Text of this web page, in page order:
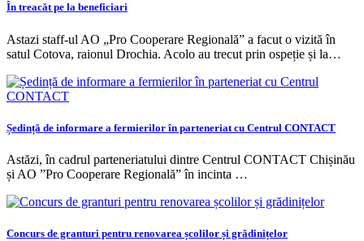
În treacăt pe la beneficiari
Astazi staff-ul AO „Pro Cooperare Regională” a facut o vizită în
satul Cotova, raionul Drochia. Acolo au trecut prin ospeție și la…
Ședință de informare a fermierilor în parteneriat cu Centrul CONTACT
Astăzi, în cadrul parteneriatului dintre Centrul CONTACT Chișinău
și AO ”Pro Cooperare Regională” în incinta …
Concurs de granturi pentru renovarea școlilor și grădinițelor